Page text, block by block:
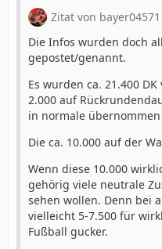
Zitat von bayer04571
Die Infos wurden doch
gepostet/genannt.
Es wurden ca. 21.400
2.000 auf
in normale
Die ca. 10.000 auf der
Wenn diese 10.000
gehörig viele neutrale
sehen wollen. Denn bei
vielleicht 5-7.500 für
Fußball gucker.